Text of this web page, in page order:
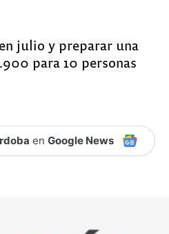
julio y preparar una
para 10 personas
en Google News